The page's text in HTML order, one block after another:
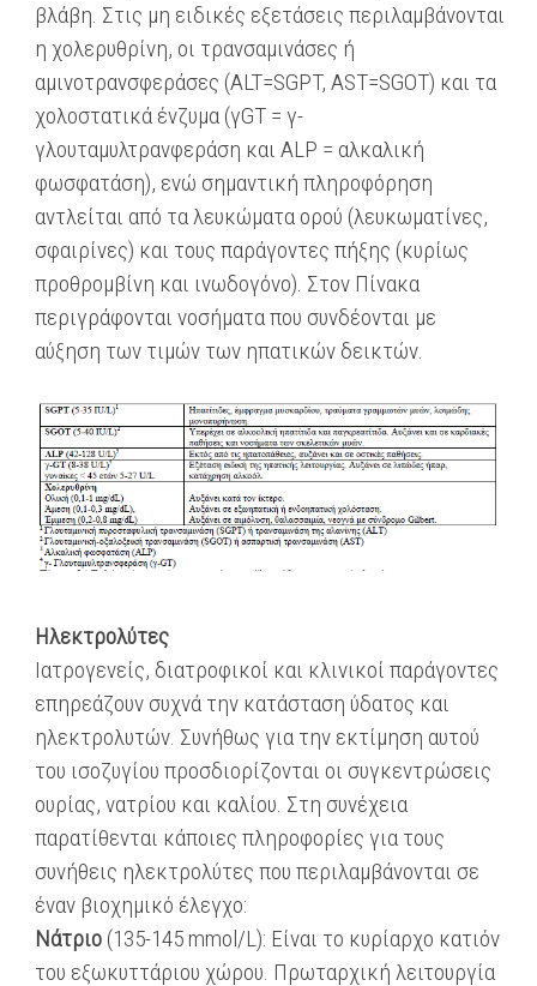
βλάβη. Στις μη ειδικές εξετάσεις περιλαμβάνονται
η χολερυθρίνη, οι τρανσαμινάσες ή
αμινοτρανσφεράσες (ALT=SGPT, AST=SGOT) και τα
χολοστατικά ένζυμα (γGT = γ-
γλουταμυλτρανφεράση και ALP = αλκαλική
φωσφατάση), ενώ σημαντική πληροφόρηση
αντλείται από τα λευκώματα ορού (λευκωματίνες,
σφαιρίνες) και τους παράγοντες πήξης (κυρίως
προθρομβίνη και ινωδογόνο). Στον Πίνακα
περιγράφονται νοσήματα που συνδέονται με
αύξηση των τιμών των ηπατικών δεικτών.
Ηλεκτρολύτες
Ιατρογενείς, διατροφικοί και κλινικοί παράγοντες
επηρεάζουν συχνά την κατάσταση ύδατος και
ηλεκτρολυτών. Συνήθως για την εκτίμηση αυτού
του ισοζυγίου προσδιορίζονται οι συγκεντρώσεις
ουρίας, νατρίου και καλίου. Στη συνέχεια
παρατίθενται κάποιες πληροφορίες για τους
συνήθεις ηλεκτρολύτες που περιλαμβάνονται σε
έναν βιοχημικό έλεγχο:
Νάτριο (135-145 mmol/L): Είναι το κυρίαρχο κατιόν
του εξωκυττάριου χώρου. Πρωταρχική λειτουργία